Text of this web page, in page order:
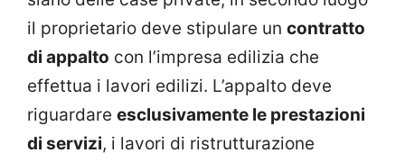
il proprietario deve stipulare un contratto
di appalto con l’impresa edilizia che
effettua i lavori edilizi. L’appalto deve
riguardare esclusivamente le prestazioni
di servizi, i lavori di ristrutturazione